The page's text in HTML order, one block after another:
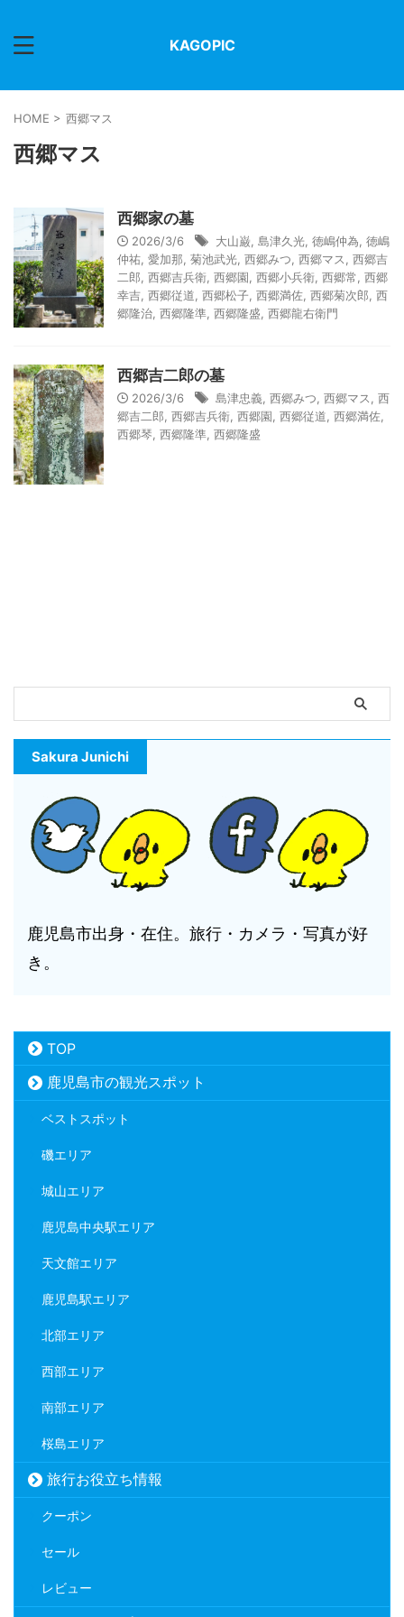
KAGOPIC
HOME > 西郷マス
西郷マス
西郷家の墓
2026/3/6 大山巌 島津久光 徳嶋仲為 徳嶋
仲祐 愛加那 菊池武光 西郷みつ 西郷マス
西郷吉
二郎 西郷吉兵衛 西郷園 西郷小兵衛 西郷常 西郷
幸吉 西郷従道 西郷松子 西郷満佐 西郷菊次郎 西
郷隆治 西郷隆準 西郷隆盛 西郷龍右衛門
西郷吉二郎の墓
2026/3/6 島津忠義, 西郷みつ, 西郷マス, 西
郷吉二郎, 西郷吉兵衛, 西郷園, 西郷従道, 西郷満佐,
西郷琴, 西郷隆準, 西郷隆盛
Sakura Junichi
鹿児島市出身・在住。旅行・カメラ・写真が好
き。
TOP
鹿児島市の観光スポット
ベストスポット
磯エリア
城山エリア
鹿児島中央駅エリア
天文館エリア
鹿児島駅エリア
北部エリア
西部エリア
南部エリア
桜島エリア
旅行お役立ち情報
クーポン
セール
レビュー